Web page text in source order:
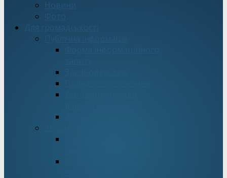
Новини
Фото
Для громадськості